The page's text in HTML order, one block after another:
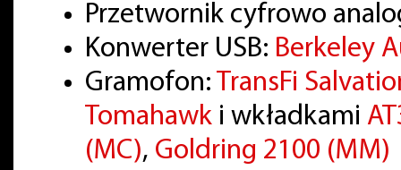
Przetwornik cyfrowo
Konwerter USB: Berkeley
Gramofon: TransFi
Tomahawk i wkładkami
(MC), Goldring 2100 (MM)